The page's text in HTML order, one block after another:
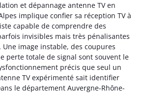
et dépannage antenne TV en
implique confier sa réception TV à
capable de comprendre des
invisibles mais très pénalisantes
image instable, des coupures
perte totale de signal sont souvent le
précis que seul un
TV expérimenté sait identifier
le département Auvergne-Rhône-